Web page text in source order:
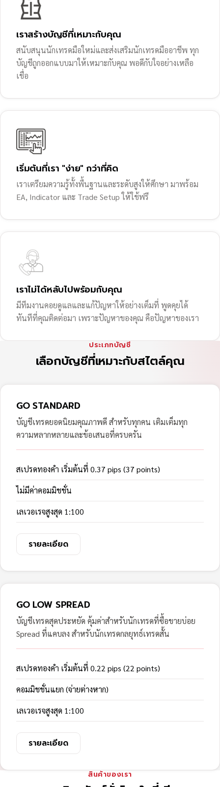
เราสร้างบัญชีที่เหมาะกับคุณ
สนับสนุนนักเทรดมือใหม่และส่งเสริมนักเทรดมืออาชีพ ทุก
บัญชีถูกออกแบบมาให้เหมาะกับคุณ พอดีกับใจอย่างเหลือ
เชื่อ
เริ่มต้นที่เรา "ง่าย" กว่าที่คิด
เราเตรียมความรู้ทั้งพื้นฐานและระดับสูงให้ศึกษา มาพร้อม
EA, Indicator และ Trade Setup ให้ใช้ฟรี
เราไม่ได้หลับไปพร้อมกับคุณ
มีทีมงานคอยดูแลและแก้ปัญหาให้อย่างเต็มที่ พูดคุยได้
ทันทีที่คุณติดต่อมา เพราะปัญหาของคุณ คือปัญหาของเรา
ประเภทบัญชี
เลือกบัญชีที่เหมาะกับสไตล์คุณ
GO STANDARD
บัญชีเทรดยอดนิยมคุณภาพดี สำหรับทุกคน เติมเต็มทุก
ความหลากหลายและข้อเสนอที่ครบครัน
สเปรดทองคำ เริ่มต้นที่ 0.37 pips (37 points)
ไม่มีค่าคอมมิชชั่น
เลเวอเรจสูงสุด 1:100
รายละเอียด
GO LOW SPREAD
บัญชีเทรดสุดประหยัด คุ้มค่าสำหรับนักเทรดที่ซื้อขายบ่อย
Spread ที่แคบลง สำหรับนักเทรดกลยุทธ์เทรดสั้น
สเปรดทองคำ เริ่มต้นที่ 0.22 pips (22 points)
คอมมิชชั่นแยก (จ่ายต่างหาก)
เลเวอเรจสูงสุด 1:100
รายละเอียด
สินค้าของเรา